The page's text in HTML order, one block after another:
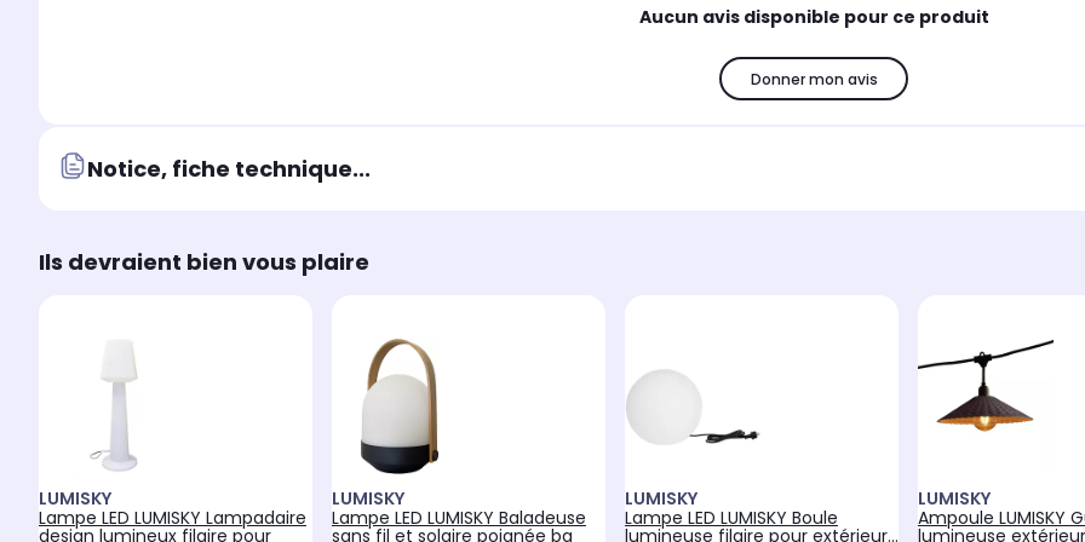
Aucun avis disponible pour ce produit
Donner mon avis
Notice, fiche technique...
Ils devraient bien vous plaire
LUMISKY
Lampe LED LUMISKY Lampadaire
design lumineux filaire pour
LUMISKY
Lampe LED LUMISKY Baladeuse
sans fil et solaire poignée ba
LUMISKY
Lampe LED LUMISKY Boule
lumineuse filaire pour extérieur
LUMISKY
Ampoule LUMISKY
lumineuse